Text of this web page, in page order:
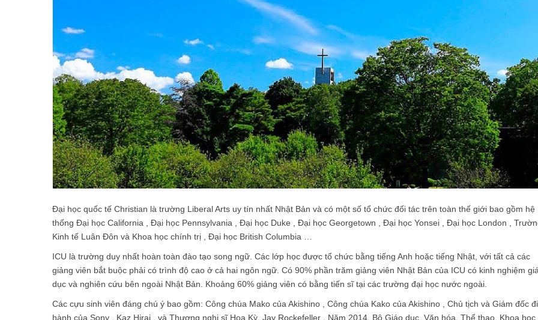
Đại học quốc tế Christian là trường Liberal Arts uy tín nhất Nhật Bản và có một số tổ chức đối tác trên toàn thế giới bao gồm hệ
thống Đại học California , Đại học Pennsylvania , Đại học Duke , Đại học Georgetown , Đại học Yonsei , Đại học London ,
Kinh tế Luân Đôn và Khoa học chính trị , Đại học British Columbia …
ICU là trường duy nhất hoàn toàn đào tạo song ngữ. Các lớp học được tổ chức bằng tiếng Anh hoặc tiếng Nhật, với tất cả các
giảng viên bắt buộc phải có trình độ cao ở cả hai ngôn ngữ. Có 90% phần trăm giảng viên Nhật Bản của ICU có kinh nghiệm
dục và nghiên cứu bên ngoài Nhật Bản. Khoảng 60% giảng viên có bằng tiến sĩ tại các trường đại học nước ngoài.
Các cựu sinh viên đáng chú ý bao gồm: Công chúa Mako của Akishino , Công chúa Kako của Akishino , Chủ tịch và Giám đốc
hành của Sony , Kaz Hirai , và Thượng nghị sĩ Hoa Kỳ, Jay Rockefeller . Năm 2014, Bộ Giáo dục, Văn hóa, Thể thao, Khoa học